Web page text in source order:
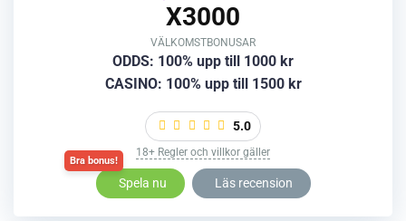
X3000
VÄLKOMSTBONUSAR
ODDS: 100% upp till 1000 kr
CASINO: 100% upp till 1500 kr
5.0
18+ Regler och villkor gäller
Spela nu Läs recension